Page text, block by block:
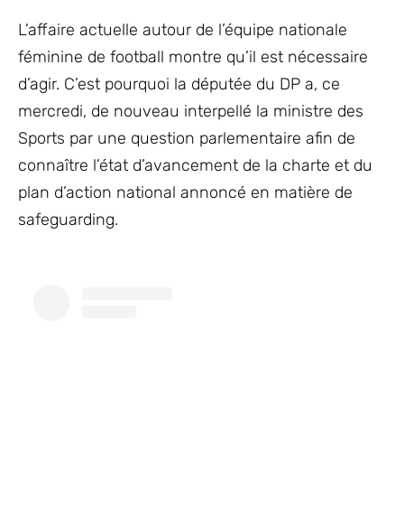
L’affaire actuelle autour de l’équipe nationale
féminine de football montre qu’il est nécessaire
d’agir. C’est pourquoi la députée du DP a, ce
mercredi, de nouveau interpellé la ministre des
Sports par une question parlementaire afin de
connaître l’état d’avancement de la charte et du
plan d’action national annoncé en matière de
safeguarding.